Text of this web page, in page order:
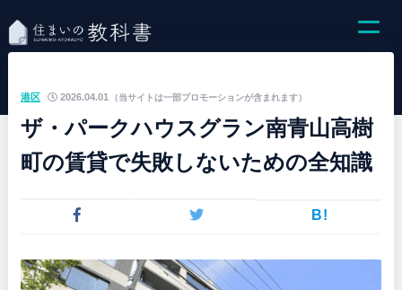
（当サイトは一部プロモーションが含まれます）
港区 2026.04.01
ザ・パークハウスグラン南青山高樹
町の賃貸で失敗しないための全知識
B!